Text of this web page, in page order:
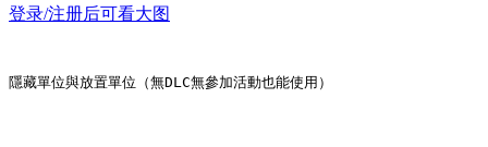
登录/注册后可看大图
隱藏單位與放置單位（無DLC無參加活動也能使用）